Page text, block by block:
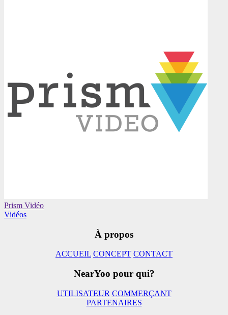
Prism Vidéo
Vidéos
À propos
ACCUEIL CONCEPT CONTACT
NearYoo pour qui?
UTILISATEUR COMMERÇANT
PARTENAIRES